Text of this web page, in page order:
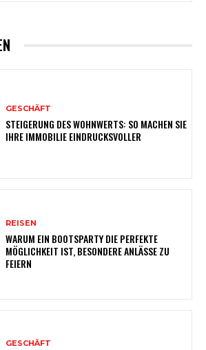
GESCHÄFT
STEIGERUNG DES WOHNWERTS: SO MACHEN SIE
IHRE IMMOBILIE EINDRUCKSVOLLER
REISEN
WARUM EIN BOOTSPARTY DIE PERFEKTE
MÖGLICHKEIT IST, BESONDERE ANLÄSSE ZU
FEIERN
GESCHÄFT